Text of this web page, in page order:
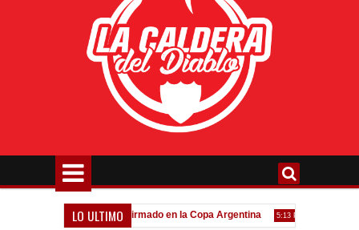
LO ULTIMO
Todo confirmado en la Copa Argentina 5:13 PM Goleada